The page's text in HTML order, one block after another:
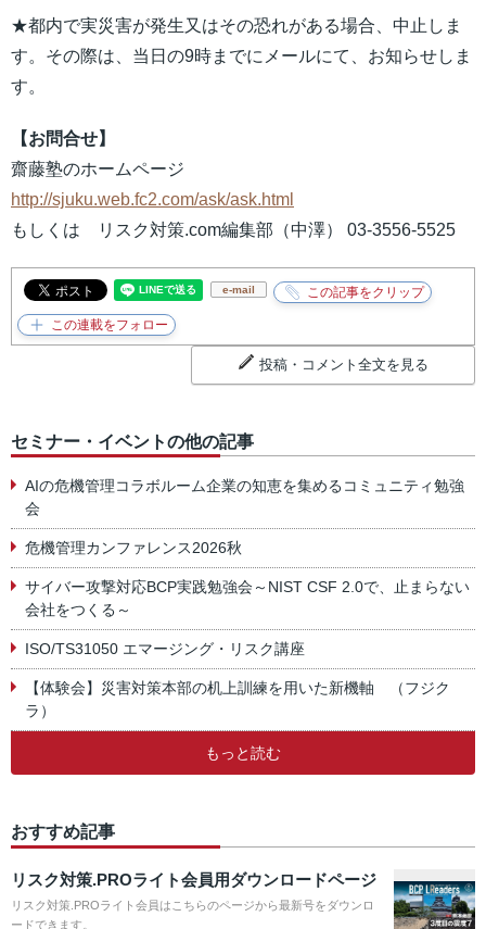
★都内で実災害が発生又はその恐れがある場合、中止しま
す。その際は、当日の9時までにメールにて、お知らせしま
す。
【お問合せ】
齋藤塾のホームページ
http://sjuku.web.fc2.com/ask/ask.html
もしくは リスク対策.com編集部（中澤） 03-3556-5525
e-mail
投稿・コメント全文を見る
セミナー・イベントの他の記事
AIの危機管理コラボルーム企業の知恵を集めるコミュニティ勉強
会
危機管理カンファレンス2026秋
サイバー攻撃対応BCP実践勉強会～NIST CSF 2.0で、止まらない
会社をつくる～
ISO/TS31050 エマージング・リスク講座
【体験会】災害対策本部の机上訓練を用いた新機軸 （フジク
ラ）
もっと読む
おすすめ記事
リスク対策.PROライト会員用ダウンロードページ
リスク対策.PROライト会員はこちらのページから最新号をダウンロ
ードできます。